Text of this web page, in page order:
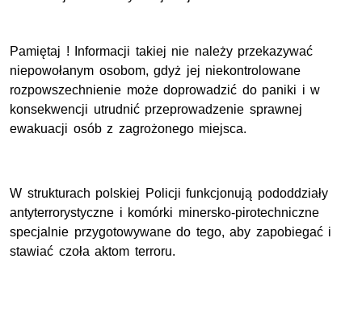
Pamiętaj ! Informacji takiej nie należy przekazywać
niepowołanym osobom, gdyż jej niekontrolowane
rozpowszechnienie może doprowadzić do paniki i w
konsekwencji utrudnić przeprowadzenie sprawnej
ewakuacji osób z zagrożonego miejsca.
W strukturach polskiej Policji funkcjonują pododdziały
antyterrorystyczne i komórki minersko-pirotechniczne
specjalnie przygotowywane do tego, aby zapobiegać i
stawiać czoła aktom terroru.